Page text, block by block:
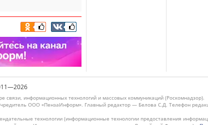
связи, информационных технологий и массовых коммуникаций (Роскомнадзор).
ООО «ПензаИнформ». Главный редактор — Белова С.Д. Телефон
технологии (информационные технологии предоставления